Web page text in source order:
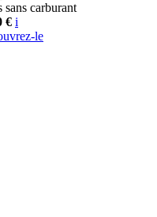
sans carburant
€ i
le